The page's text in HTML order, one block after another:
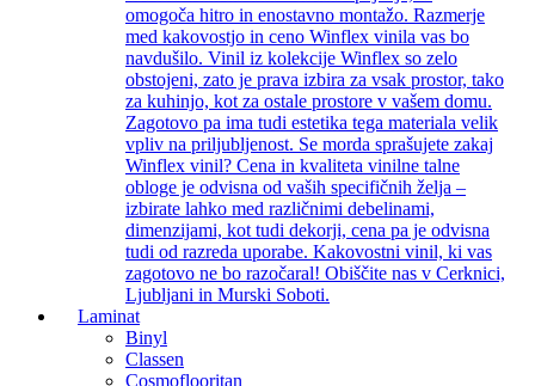
omogoča hitro in enostavno montažo. Razmerje
med kakovostjo in ceno Winflex vinila vas bo
navdušilo. Vinil iz kolekcije Winflex so zelo
obstojeni, zato je prava izbira za vsak prostor, tako
za kuhinjo, kot za ostale prostore v vašem domu.
Zagotovo pa ima tudi estetika tega materiala velik
vpliv na priljubljenost. Se morda sprašujete zakaj
Winflex vinil? Cena in kvaliteta vinilne talne
obloge je odvisna od vaših specifičnih želja –
izbirate lahko med različnimi debelinami,
dimenzijami, kot tudi dekorji, cena pa je odvisna
tudi od razreda uporabe. Kakovostni vinil, ki vas
zagotovo ne bo razočaral! Obiščite nas v Cerknici,
Ljubljani in Murski Soboti.
Laminat
Binyl
Classen
Cosmoflooritan